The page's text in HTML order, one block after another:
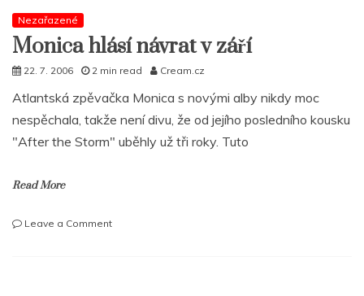
váš
‚Feedback‘
Nezařazené
Monica hlásí návrat v září
22. 7. 2006 2 min read Cream.cz
Atlantská zpěvačka Monica s novými alby nikdy moc
nespěchala, takže není divu, že od jejího posledního kousku
"After the Storm" uběhly už tři roky. Tuto
Read More
Leave a Commenton